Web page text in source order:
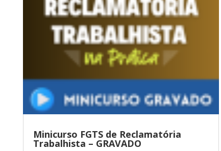
Minicurso FGTS de Reclamatória
Trabalhista – GRAVADO